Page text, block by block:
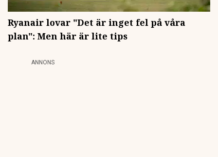
Ryanair lovar "Det är inget fel på våra
plan": Men här är lite tips
ANNONS